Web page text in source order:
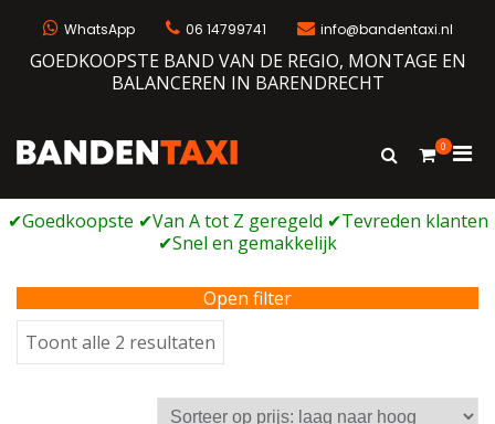
WhatsApp 06 14799741 info@bandentaxi.nl
GOEDKOOPSTE BAND VAN DE REGIO, MONTAGE EN
BALANCEREN IN BARENDRECHT
Bandengarage met eigen webshop
Toon
0
voor
Open filter
Toont alle 2 resultaten
op
prijs: